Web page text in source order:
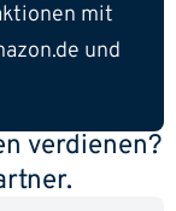
mit
und
verdienen?